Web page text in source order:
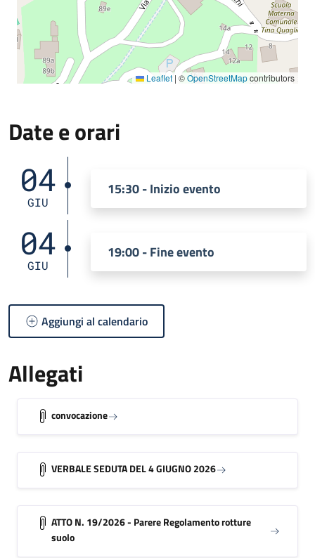
Leaflet | ©OpenStreetMapcontributors
Date e orari
04
GIU
15:30 - Inizio evento
04
GIU
19:00 - Fine evento
Aggiungi al calendario
Allegati
convocazione
VERBALE SEDUTA DEL 4 GIUGNO 2026
ATTO N. 19/2026 - Parere Regolamento rotture
suolo